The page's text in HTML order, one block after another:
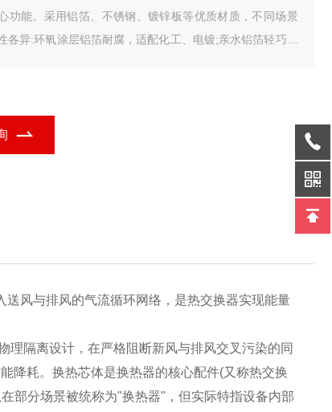
功能。采用铝箔、不锈钢、镀锌板等优质材质，不同场景
各异:环氧涂层铝箔耐腐，适配化工、电镀;亲水铝箔轻巧紧
送风与排风的气流循环网络，是热交换器实现能量
理隔离设计，在严格阻断新风与排风交叉污染的同
降耗。换热芯体是换热器的核心配件(又称热交换
部分场景被统称为"换热器"，但实际特指设备内部